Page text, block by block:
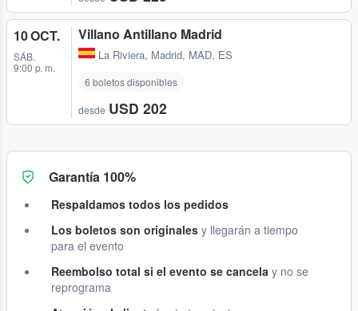
10 OCT.
SÁB.
9:00 p. m.
Villano Antillano Madrid
La Riviera, Madrid, MAD, ES
6 boletos disponibles
desde USD 202
Garantía 100%
Respaldamos todos los pedidos
Los boletos son originales y llegarán a tiempo
para el evento
Reembolso total si el evento se cancela y no se
reprograma